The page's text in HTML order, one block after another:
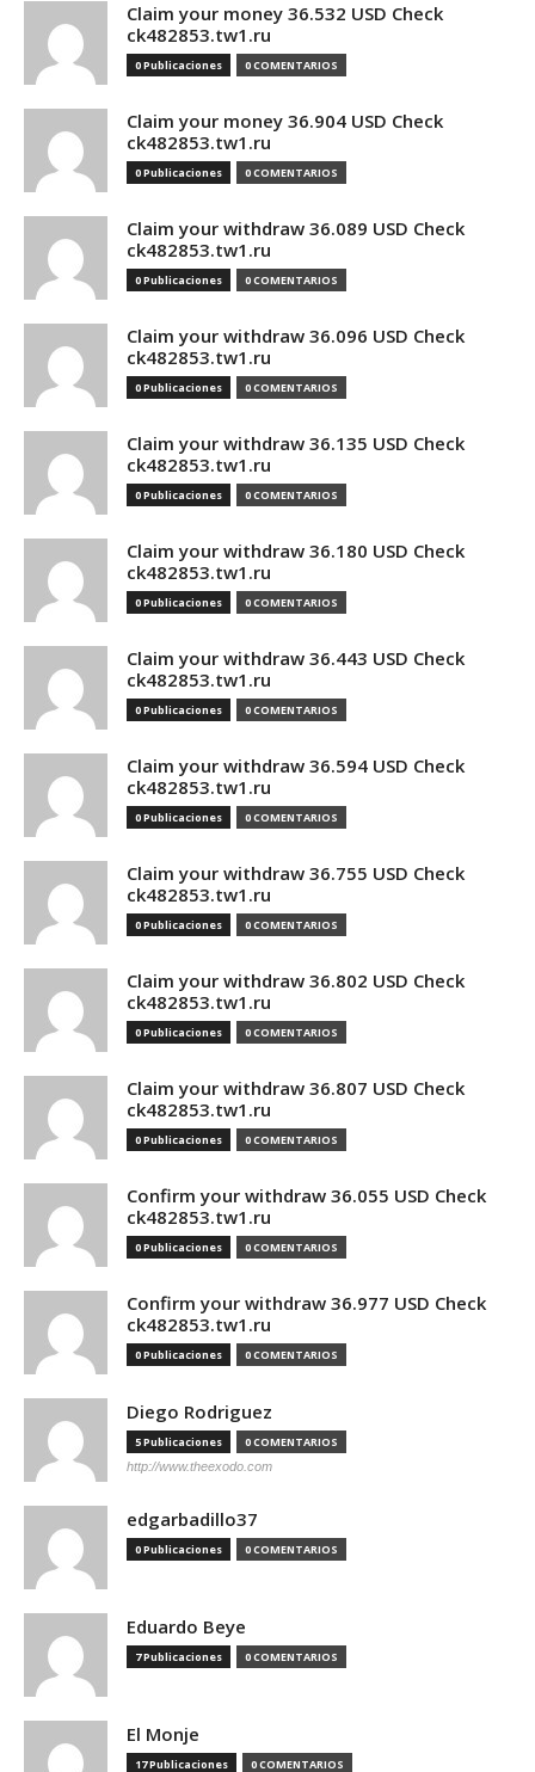
Claim your money 36.532 USD Check
ck482853.tw1.ru
0 Publicaciones 0 COMENTARIOS
Claim your money 36.904 USD Check
ck482853.tw1.ru
0 Publicaciones 0 COMENTARIOS
Claim your withdraw 36.089 USD Check
ck482853.tw1.ru
0 Publicaciones 0 COMENTARIOS
Claim your withdraw 36.096 USD Check
ck482853.tw1.ru
0 Publicaciones 0 COMENTARIOS
Claim your withdraw 36.135 USD Check
ck482853.tw1.ru
0 Publicaciones 0 COMENTARIOS
Claim your withdraw 36.180 USD Check
ck482853.tw1.ru
0 Publicaciones 0 COMENTARIOS
Claim your withdraw 36.443 USD Check
ck482853.tw1.ru
0 Publicaciones 0 COMENTARIOS
Claim your withdraw 36.594 USD Check
ck482853.tw1.ru
0 Publicaciones 0 COMENTARIOS
Claim your withdraw 36.755 USD Check
ck482853.tw1.ru
0 Publicaciones 0 COMENTARIOS
Claim your withdraw 36.802 USD Check
ck482853.tw1.ru
0 Publicaciones 0 COMENTARIOS
Claim your withdraw 36.807 USD Check
ck482853.tw1.ru
0 Publicaciones 0 COMENTARIOS
Confirm your withdraw 36.055 USD Check
ck482853.tw1.ru
0 Publicaciones 0 COMENTARIOS
Confirm your withdraw 36.977 USD Check
ck482853.tw1.ru
0 Publicaciones 0 COMENTARIOS
Diego Rodriguez
5 Publicaciones 0 COMENTARIOS
http://www.theexodo.com
edgarbadillo37
0 Publicaciones 0 COMENTARIOS
Eduardo Beye
7 Publicaciones 0 COMENTARIOS
El Monje
17 Publicaciones 0 COMENTARIOS